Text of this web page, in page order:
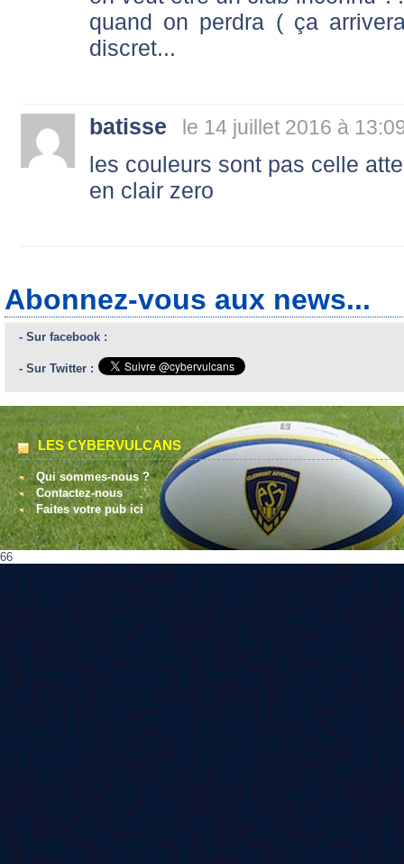
quand on perdra ( ça
discret...
batisse le 14 juillet 2016 à
les couleurs sont pas celle
en clair zero
Abonnez-vous aux news...
- Sur facebook :
- Sur Twitter :
LES CYBERVULCANS
Qui sommes-nous ?
Contactez-nous
Faites votre pub ici
66